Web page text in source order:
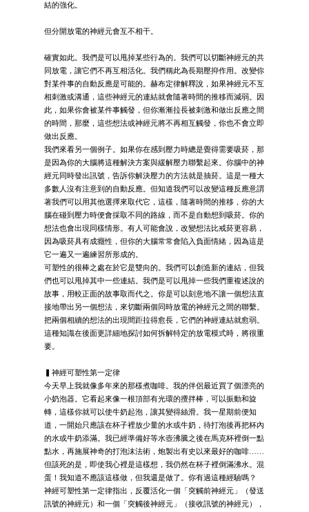
結的強化。
但分開放電的神經元會互不相干。
確實如此。我們是可以甩掉某些行為的。我們可以切斷神經元的共
同放電，讓它們不再互相活化。我們稱此為長期壓抑作用。改變你
對某件事的自動反應是可能的。赫布定律解釋說，如果神經元不互
相刺激或溝通，這些神經元的連結就會隨著時間的推移而減弱。因
此，如果你會被某件事觸發，但你漸漸拉長被刺激和做出反應之間
的時間，那麼，這些想法或神經元將不再相互觸發，你也不會立即
做出反應。
我們來看另一個例子。如果你在感到壓力時總是覺得需要吸菸，那
是因為你的大腦將這種解決方案與緩解壓力聯繫起來。你腦中的神
經元同時發出訊號，告訴你解決壓力的方法就是抽菸。這是一種大
多數人沒有注意到的自動反應。但知道我們可以改變這種反應意謂
著我們可以用其他選擇來取代它，這樣，隨著時間的推移，你的大
腦在碰到壓力時便會採取不同的路線，而不是自動想到吸菸。你的
想法也會出現同樣情形。有人可能會說，改變想法比戒菸更容易，
因為吸菸具有成癮性，但你的大腦常常會陷入負面情緒，因為這是
它一遍又一遍練習所形成的。
可塑性的很棒之處在於它是雙向的。我們可以創造新的連結，但我
們也可以甩掉其中一些連結。我們是可以甩掉一些我們重複述說的
故事，用較正面的故事取而代之。你是可以刻意地不讓一個想法直
接地帶出另一個想法，來切斷兩個同時放電的神經元之間的聯繫。
把兩個相續的想法的出現間距拉得愈長，它們的神經連結就愈弱。
這種知識在後面更詳細地探討如何拆解特定的放電模式時，將很重
要。
▍神經可塑性第一定律
今天早上我就像多年來的那樣煮咖啡。我的伴侶最近買了個漂亮的
小奶泡器。它看起來像一根頂部有光環的攪拌棒，可以振動和旋
轉，這樣你就可以使牛奶起泡，讓其變得絲滑。我一星期前便知
道，一開始只應該在杯子裡放少量的水或牛奶，待打泡後再把杯內
的水或牛奶添滿。我已經準備好等水壺沸騰之後在馬克杯裡倒一點
點水，再施展神奇的打泡沫法術，炮製出有史以來最好的咖啡……
但該死的是，即使我心裡是這樣想，我仍然在杯子裡倒滿沸水。混
蛋！我知道不應該這樣做，但我還是做了。你有過這種經驗嗎？
神經可塑性第一定律指出，反覆活化一個「突觸前神經元」（發送
訊號的神經元）和一個「突觸後神經元」（接收訊號的神經元），